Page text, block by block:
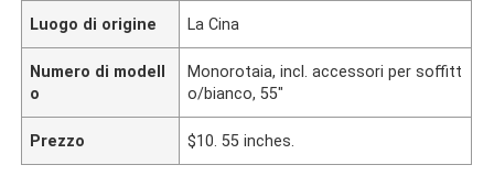
Luogo di origine La Cina
Numero di modell
o
Monorotaia, incl. accessori per soffitt
o/bianco, 55"
Prezzo $10. 55 inches.